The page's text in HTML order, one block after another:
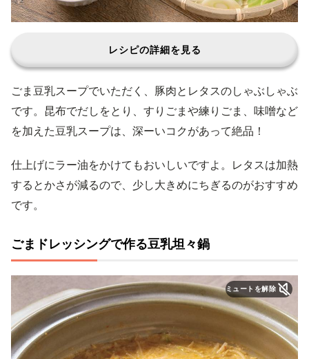
レシピの詳細を見る
ごま豆乳スープでいただく、豚肉とレタスのしゃぶしゃぶ
です。昆布でだしをとり、すりごまや練りごま、味噌など
を加えた豆乳スープは、深ーいコクがあって絶品！
仕上げにラー油をかけてもおいしいですよ。レタスは加熱
するとかさが減るので、少し大きめにちぎるのがおすすめ
です。
ごまドレッシングで作る豆乳坦々鍋
ミュートを解除